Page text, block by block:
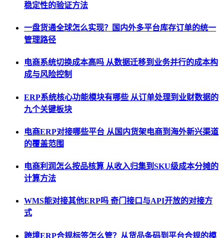
稳定性的验证方法
一盘货通全球怎么实现？国内外多平台库存订单的统一
管理路径
电商系统切换成本高吗 从数据迁移到业务并行的成本构
成与风险控制
ERP系统核心功能模块有哪些 从订单处理到业财数据的
九个关键板块
电商ERP对接哪些平台 从国内货架电商到海外新兴渠道
的覆盖范围
电商利润怎么按品核算 从收入归集到SKU级成本分摊的
计算方法
WMS能对接其他ERP吗 奇门接口与API开放的对接方
式
跨境ERP合规标签怎么管？从货品条码到平台合规的模